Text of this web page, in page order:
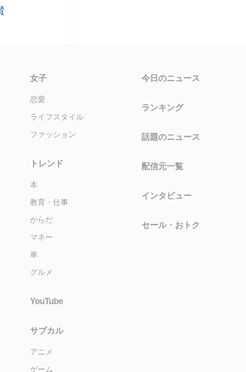
女子
恋愛
ライフスタイル
ファッション
トレンド
本
教育・仕事
からだ
マネー
車
グルメ
YouTube
サブカル
アニメ
ゲーム
今日のニュース
ランキング
話題のニュース
配信元一覧
インタビュー
セール・おトク